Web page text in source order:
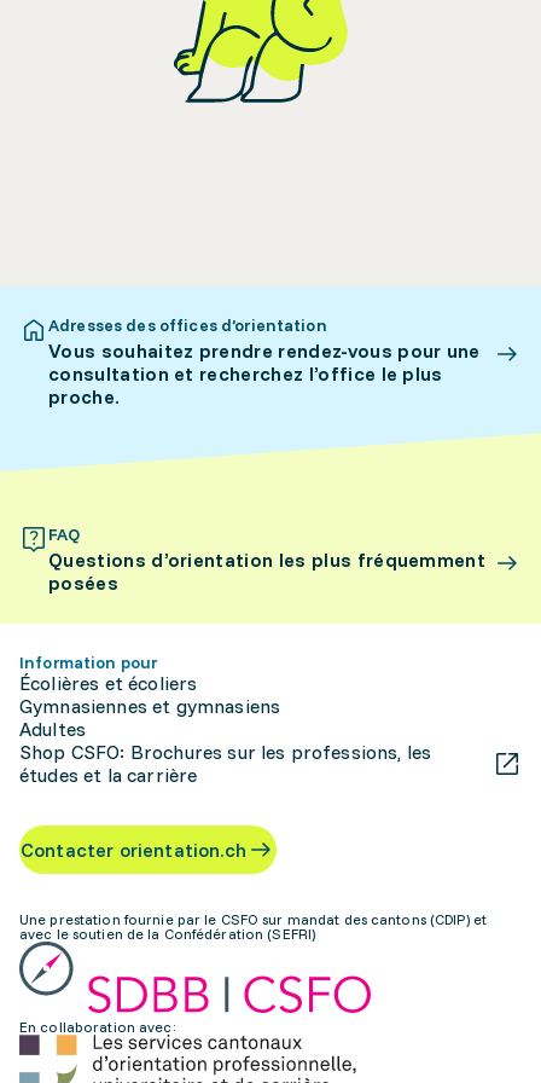
Adresses des offices d’orientation
Vous souhaitez prendre rendez-vous pour une
consultation et recherchez l’office le plus
proche.
FAQ
Questions d’orientation les plus fréquemment
posées
Information pour
Écolières et écoliers
Gymnasiennes et gymnasiens
Adultes
Shop CSFO: Brochures sur les professions, les
études et la carrière
Contacter orientation.ch
Une prestation fournie par le CSFO sur mandat des cantons (CDIP) et
avec le soutien de la Confédération (SEFRI)
En collaboration avec: